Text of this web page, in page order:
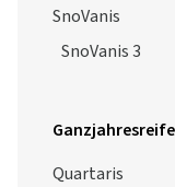
SnoVanis
SnoVanis 3
Quartaris